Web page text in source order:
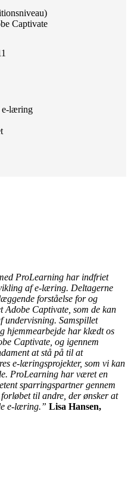
Captivate
e-læring
ProLearning har indfriet
af e-læring. Deltagerne
forståelse for og
Adobe Captivate, som de kan
undervisning. Samspillet
hjemmearbejde har klædt os
Captivate, og igennem
at stå på til at
e-læringsprojekter, som vi kan
ProLearning har været en
sparringspartner gennem
til andre, der ønsker at
e-læring.” Lisa Hansen,